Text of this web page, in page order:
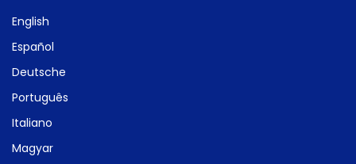
English
Español
Deutsche
Português
Italiano
Magyar